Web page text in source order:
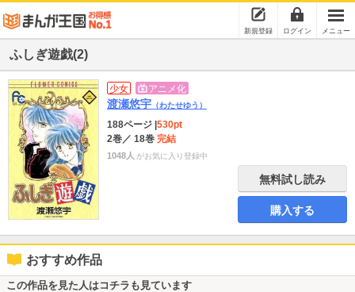
新規登録 ログイン メニュー
ふしぎ遊戯(2)
少女 アニメ化
渡瀬悠宇 （わたせゆう）
188ページ 530pt
2巻／ 18巻 完結
1048人 がお気に入り登録中
無料試し読み
購入する
おすすめ作品
この作品を見た人はコチラも見ています